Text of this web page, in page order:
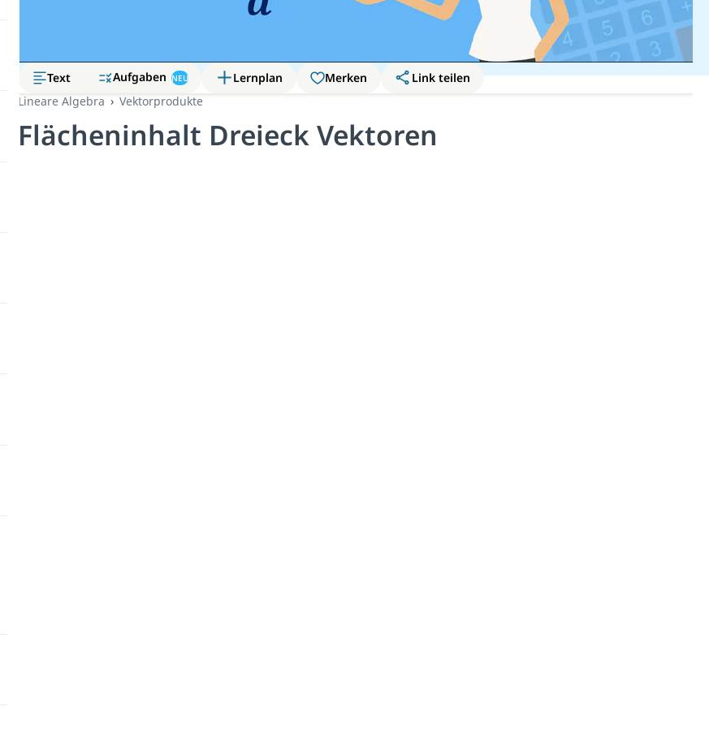
Text Aufgaben NEU Lernplan Merken
Link teilen
Lineare Algebra
Vektorprodukte
Flächeninhalt Dreieck Vektoren